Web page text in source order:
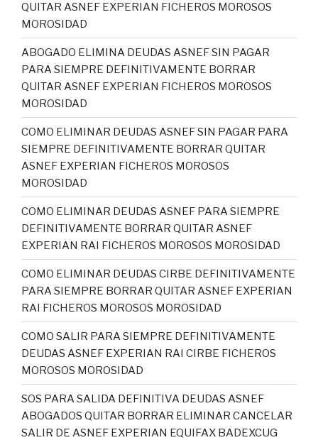
QUITAR ASNEF EXPERIAN FICHEROS MOROSOS
MOROSIDAD
ABOGADO ELIMINA DEUDAS ASNEF SIN PAGAR
PARA SIEMPRE DEFINITIVAMENTE BORRAR
QUITAR ASNEF EXPERIAN FICHEROS MOROSOS
MOROSIDAD
COMO ELIMINAR DEUDAS ASNEF SIN PAGAR PARA
SIEMPRE DEFINITIVAMENTE BORRAR QUITAR
ASNEF EXPERIAN FICHEROS MOROSOS
MOROSIDAD
COMO ELIMINAR DEUDAS ASNEF PARA SIEMPRE
DEFINITIVAMENTE BORRAR QUITAR ASNEF
EXPERIAN RAI FICHEROS MOROSOS MOROSIDAD
COMO ELIMINAR DEUDAS CIRBE DEFINITIVAMENTE
PARA SIEMPRE BORRAR QUITAR ASNEF EXPERIAN
RAI FICHEROS MOROSOS MOROSIDAD
COMO SALIR PARA SIEMPRE DEFINITIVAMENTE
DEUDAS ASNEF EXPERIAN RAI CIRBE FICHEROS
MOROSOS MOROSIDAD
SOS PARA SALIDA DEFINITIVA DEUDAS ASNEF
ABOGADOS QUITAR BORRAR ELIMINAR CANCELAR
SALIR DE ASNEF EXPERIAN EQUIFAX BADEXCUG